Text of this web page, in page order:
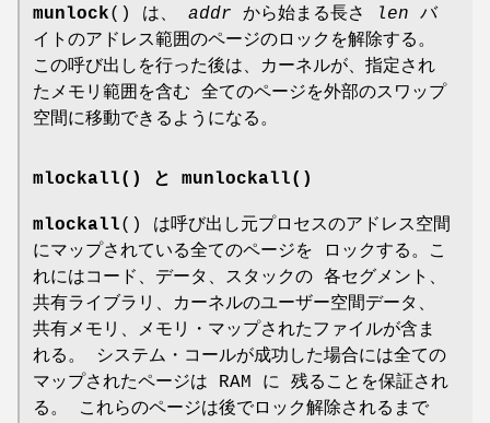
munlock() は、 addr から始まる長さ len バ
イトのアドレス範囲のページのロックを解除する。
この呼び出しを行った後は、カーネルが、指定され
たメモリ範囲を含む 全てのページを外部のスワップ
空間に移動できるようになる。
mlockall() と munlockall()
mlockall() は呼び出し元プロセスのアドレス空間
にマップされている全てのページを ロックする。こ
れにはコード、データ、スタックの 各セグメント、
共有ライブラリ、カーネルのユーザー空間データ、
共有メモリ、メモリ・マップされたファイルが含ま
れる。 システム・コールが成功した場合には全ての
マップされたページは RAM に 残ることを保証され
る。 これらのページは後でロック解除されるまで